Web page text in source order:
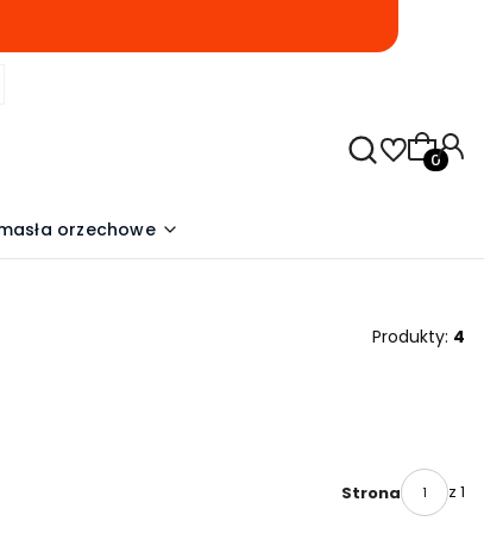
orzechowe
Produkty: 4
Strona z 1